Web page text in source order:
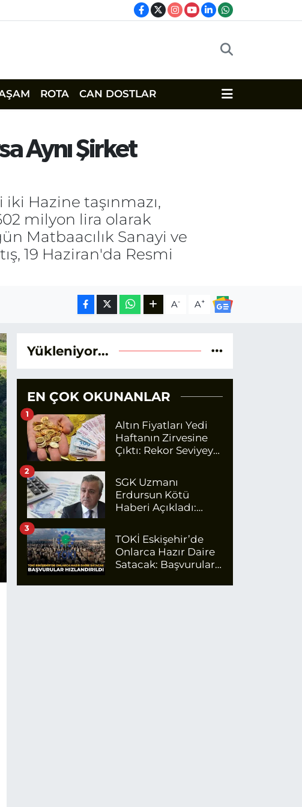
ROTA CAN DOSTLAR
Aynı Şirket
Hazine taşınmazı,
milyon lira olarak
Matbaacılık Sanayi ve
19 Haziran'da Resmi
A- A+
Yükleniyor...
EN ÇOK OKUNANLAR
Altın Fiyatları Yedi
Haftanın Zirvesine
Çıktı: Rekor Seviyeye
1
SGK Uzmanı
Erdursun Kötü
Haberi Açıkladı:
İçin Net Rakam
2
TOKİ Eskişehir’de
Onlarca Hazır Daire
Satacak: Başvurular
3